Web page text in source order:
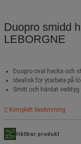
Duopro smidd
LEBORGNE
Duopro oval hacka och
Idealisk för ytarbete på
Smitt och härdat
Komplett beskrivning
Hållbar produkt